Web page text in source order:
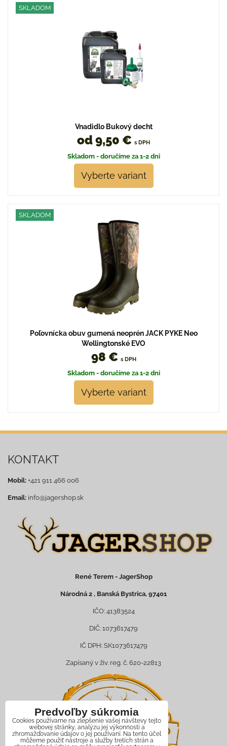
SKLADOM
Vnadidlo Bukový decht
od 9,50 € s DPH
Skladom - doručíme za 1-2 dni
Vyberte variant
SKLADOM
Poľovnícka obuv gumená neoprén JACK PYKE Neo
Wellingtonské EVO
98 € s DPH
Skladom - doručíme za 1-2 dni
Vyberte variant
KONTAKT
Mobil: +421 911 466 006
Email: info@jagershop.sk
René Terem - JagerShop
Národná 2 , Banská Bystrica, 97401
IČO: 41383524
DIČ: 1073617479
IČ DPH: SK1073617479
Zapísaný v živ. reg. č. 620-22813
Predvoľby súkromia
Cookies používame na zlepšenie vašej návštevy tejto
webovej stránky, analýzu jej výkonnosti a
zhromažďovanie údajov o jej používaní. Na tento účel
môžeme použiť nástroje a služby tretích strán a